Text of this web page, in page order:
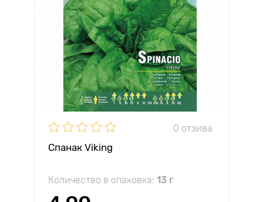
0 отзива
Спанак Viking
Количество в опаковка: 13 г